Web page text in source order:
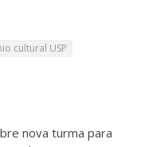
cultural USP
nova turma para